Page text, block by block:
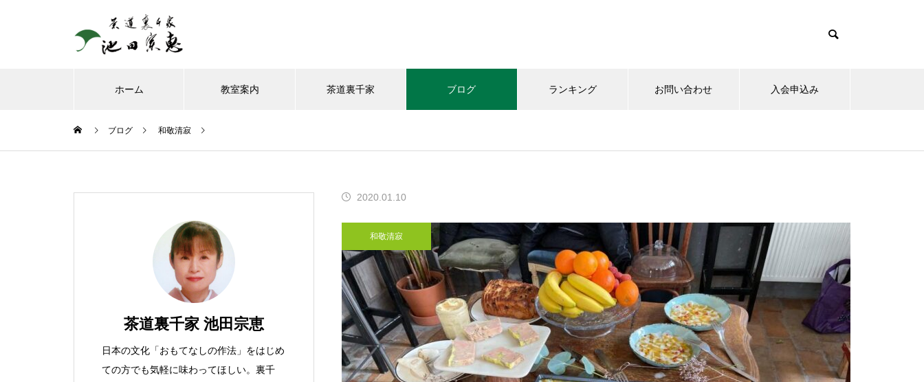
ホーム 教室案内 茶道裏千家 ブログ ランキング お問い合わせ 入会申込み
8月、お朔日詣りをさせて頂き
お榊のお水をかえてたら、見て
みて
こんな葉っぱ見つけまし
た
「おうちカフェありがと｣さん
へ行ってきました
魯山人展に行ってまいりました
ブログ 和敬清寂
2020.01.10
和敬清寂
茶道裏千家 池田宗恵
日本の文化「おもてなしの作法」をはじめ
ての方でも気軽に味わってほしい。裏千